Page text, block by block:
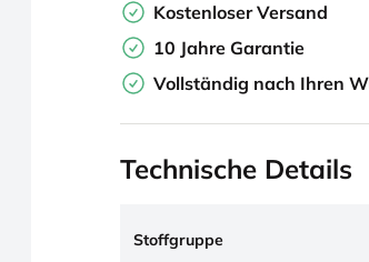
Kostenloser Versand
10 Jahre Garantie
Vollständig nach Ihren
Technische Details
Stoffgruppe